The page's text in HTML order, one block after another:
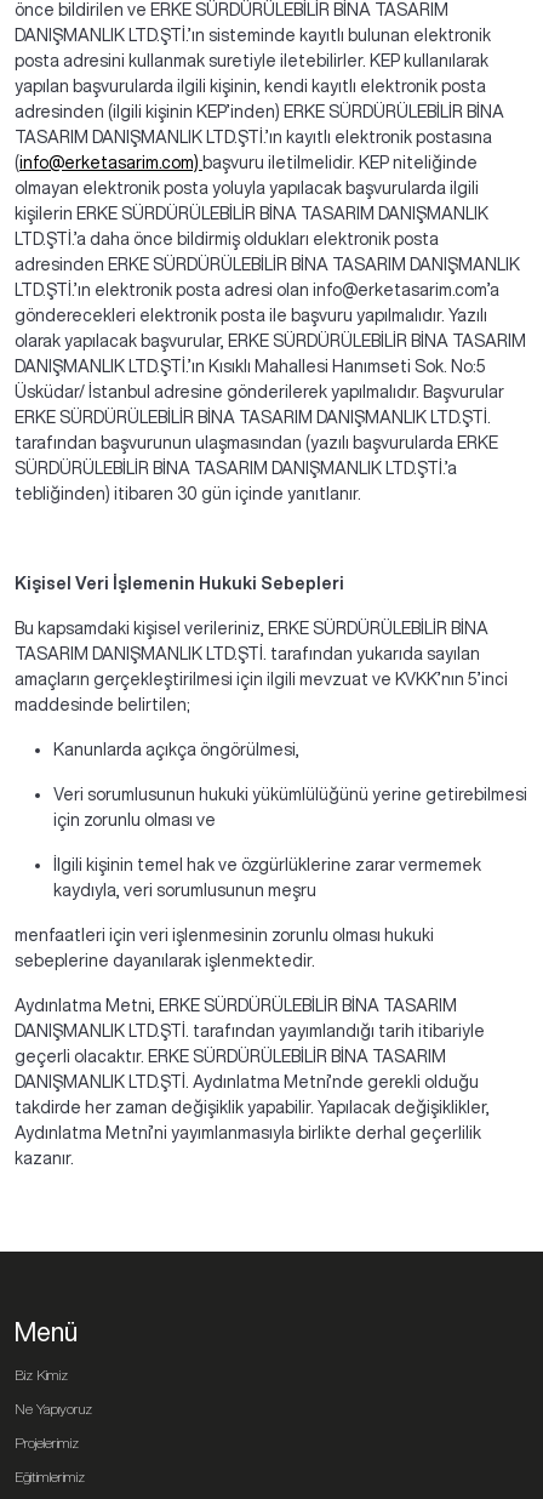
önce bildirilen ve ERKE SÜRDÜRÜLEBİLİR BİNA TASARIM
DANIŞMANLIK LTD.ŞTİ.’ın sisteminde kayıtlı bulunan elektronik
posta adresini kullanmak suretiyle iletebilirler. KEP kullanılarak
yapılan başvurularda ilgili kişinin, kendi kayıtlı elektronik posta
adresinden (ilgili kişinin KEP’inden) ERKE SÜRDÜRÜLEBİLİR BİNA
TASARIM DANIŞMANLIK LTD.ŞTİ.’ın kayıtlı elektronik postasına
(info@erketasarim.com) başvuru iletilmelidir. KEP niteliğinde
olmayan elektronik posta yoluyla yapılacak başvurularda ilgili
kişilerin ERKE SÜRDÜRÜLEBİLİR BİNA TASARIM DANIŞMANLIK
LTD.ŞTİ.’a daha önce bildirmiş oldukları elektronik posta
adresinden ERKE SÜRDÜRÜLEBİLİR BİNA TASARIM DANIŞMANLIK
LTD.ŞTİ.’ın elektronik posta adresi olan info@erketasarim.com’a
gönderecekleri elektronik posta ile başvuru yapılmalıdır. Yazılı
olarak yapılacak başvurular, ERKE SÜRDÜRÜLEBİLİR BİNA TASARIM
DANIŞMANLIK LTD.ŞTİ.’ın Kısıklı Mahallesi Hanımseti Sok. No:5
Üsküdar/ İstanbul adresine gönderilerek yapılmalıdır. Başvurular
ERKE SÜRDÜRÜLEBİLİR BİNA TASARIM DANIŞMANLIK LTD.ŞTİ.
tarafından başvurunun ulaşmasından (yazılı başvurularda ERKE
SÜRDÜRÜLEBİLİR BİNA TASARIM DANIŞMANLIK LTD.ŞTİ.’a
tebliğinden) itibaren 30 gün içinde yanıtlanır.
Kişisel Veri İşlemenin Hukuki Sebepleri
Bu kapsamdaki kişisel verileriniz, ERKE SÜRDÜRÜLEBİLİR BİNA
TASARIM DANIŞMANLIK LTD.ŞTİ. tarafından yukarıda sayılan
amaçların gerçekleştirilmesi için ilgili mevzuat ve KVKK’nın 5’inci
maddesinde belirtilen;
Kanunlarda açıkça öngörülmesi,
Veri sorumlusunun hukuki yükümlülüğünü yerine getirebilmesi
için zorunlu olması ve
İlgili kişinin temel hak ve özgürlüklerine zarar vermemek
kaydıyla, veri sorumlusunun meşru
menfaatleri için veri işlenmesinin zorunlu olması hukuki
sebeplerine dayanılarak işlenmektedir.
Aydınlatma Metni, ERKE SÜRDÜRÜLEBİLİR BİNA TASARIM
DANIŞMANLIK LTD.ŞTİ. tarafından yayımlandığı tarih itibariyle
geçerli olacaktır. ERKE SÜRDÜRÜLEBİLİR BİNA TASARIM
DANIŞMANLIK LTD.ŞTİ. Aydınlatma Metni’nde gerekli olduğu
takdirde her zaman değişiklik yapabilir. Yapılacak değişiklikler,
Aydınlatma Metni’ni yayımlanmasıyla birlikte derhal geçerlilik
kazanır.
Menü
Biz Kimiz
Ne Yapıyoruz
Projelerimiz
Eğitimlerimiz